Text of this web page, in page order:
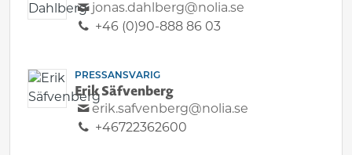
jonas.dahlberg@nolia.se
+46 (0)90-888 86 03
PRESSANSVARIG
Erik Säfvenberg
erik.safvenberg@nolia.se
+46722362600